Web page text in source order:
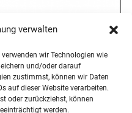
verwalten
wir Technologien wie
und/oder darauf
zustimmst, können wir Daten
auf dieser Website verarbeiten.
oder zurückziehst, können
werden.